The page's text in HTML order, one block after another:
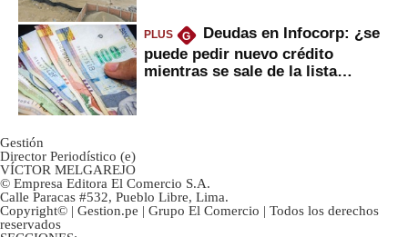
PLUS G
Deudas en Infocorp: ¿se
puede pedir nuevo crédito
mientras se sale de la lista
Gestión
Director Periodístico (e)
VÍCTOR MELGAREJO
© Empresa Editora El Comercio S.A.
Calle Paracas #532, Pueblo Libre, Lima.
Copyright© | Gestion.pe | Grupo El Comercio | Todos los derechos
reservados